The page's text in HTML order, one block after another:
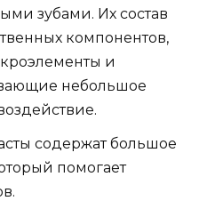
зубами. Их состав
компонентов,
и
небольшое
содержат большое
помогает